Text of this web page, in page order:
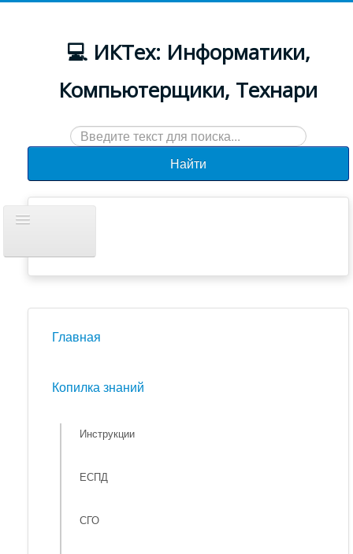
💻 ИКТех: Информатики,
Компьютерщики, Технари
Искать...
Найти
навигацию
Новости
Главная
Копилка знаний
Инструкции
ЕСПД
СГО